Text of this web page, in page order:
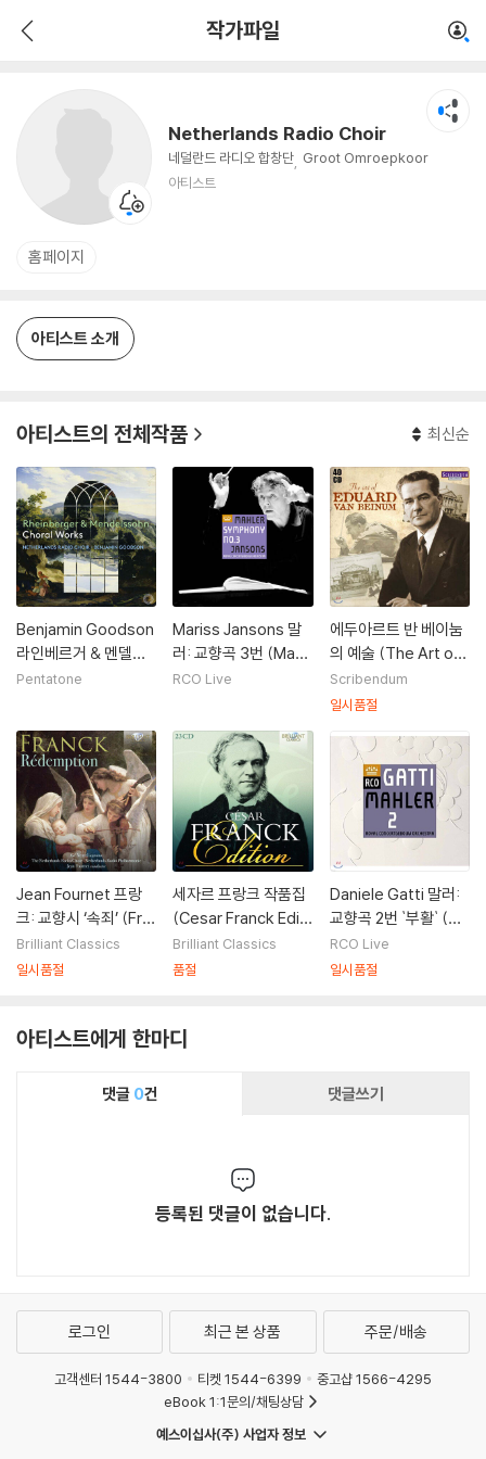
작가파일
Netherlands Radio Choir
네덜란드 라디오 합창단 Groot Omroepkoor
아티스트
홈페이지
아티스트 소개
아티스트의 전체작품 최신순
Benjamin Goodson
라인베르거 & 멘델스
존: 합창 작품집 (Rhei
s)
Pentatone
Mariss Jansons 말
러: 교향곡 3번 (Mahl
er: Symphony No.
RCO Live
에두아르트 반 베이눔
의 예술 (The Art of
Eduard van Beinu
m)
Scribendum
일시품절
Jean Fournet 프랑
크: 교향시 ‘속죄’ (Fra
nck: Redemption)
Brilliant Classics
일시품절
세자르 프랑크 작품집
(Cesar Franck Editi
on)
Brilliant Classics
품절
Daniele Gatti 말러:
교향곡 2번 `부활` (Ma
hler: Symphony No.
2 'Resurrection')
RCO Live
일시품절
아티스트에게 한마디
댓글 0건 댓글쓰기
등록된 댓글이 없습니다.
로그인 최근 본 상품 주문/배송
고객센터 1544-3800 티켓 1544-6399
중고샵 1566-4295
eBook 1:1문의/채팅상담
예스이십사(주) 사업자 정보